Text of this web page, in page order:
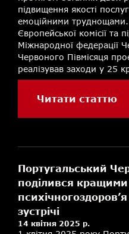
підвищення якості
емоційними труднощами.
Європейської комісії та
Міжнародної федерації
Червоного Півмісяця
реалізував заходи у 25
Читати статтю
Португальський
поділився
зустрічі
14 квітня 2025 р.